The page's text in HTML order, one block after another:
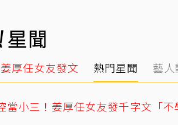
姜厚任女友發文 熱門星聞 藝人